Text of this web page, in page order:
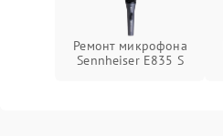
Ремонт микрофона
Sennheiser E835 S